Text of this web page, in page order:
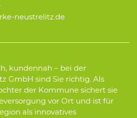
neustrelitz.de
kundennah – bei der
GmbH sind Sie richtig. Als
der Kommune sichert sie
vor Ort und ist für
als innovatives